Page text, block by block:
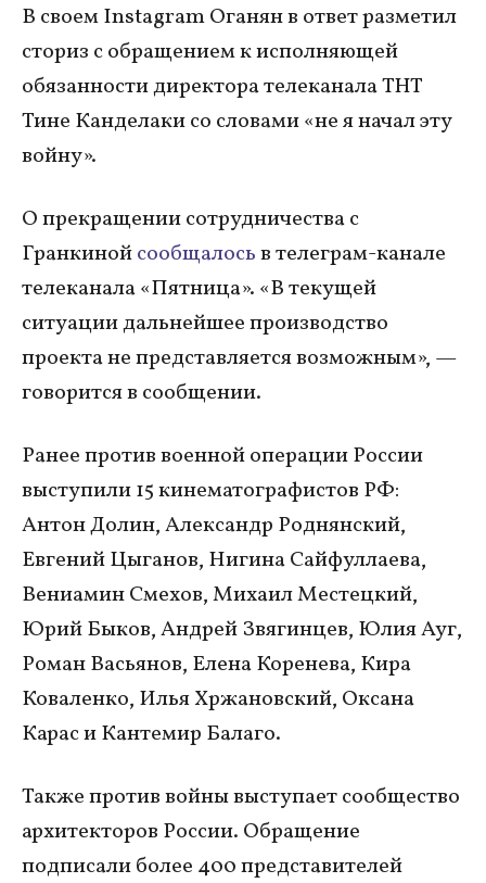
В своем Instagram Оганян в ответ разметил
сториз с обращением к исполняющей
обязанности директора телеканала ТНТ
Тине Канделаки со словами «не я начал эту
войну».
О прекращении сотрудничества с
Гранкинойсообщалосьв телеграм-канале
телеканала «Пятница». «В текущей
ситуации дальнейшее производство
проекта не представляется возможным», —
говорится в сообщении.
Ранее против военной операции России
выступили 15 кинематографистов РФ:
Антон Долин, Александр Роднянский,
Евгений Цыганов, Нигина Сайфуллаева,
Вениамин Смехов, Михаил Местецкий,
Юрий Быков, Андрей Звягинцев, Юлия Ауг,
Роман Васьянов, Елена Коренева, Кира
Коваленко, Илья Хржановский, Оксана
Карас и Кантемир Балаго.
Также против войны выступает сообщество
архитекторов России. Обращение
подписали более 400 представителей